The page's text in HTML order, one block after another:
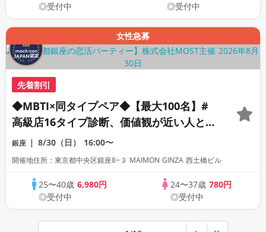
◎受付中
◎受付中
女性急募
先着割引
◆MBTI×同タイプペア◆【最大100名】#
高級店16タイプ診断、価値観が近い人と一
緒に参加できる恋活。
銀座 8/30（日） 16:00〜
開催地住所：東京都中央区銀座8−３ MAIMON GINZA 西土橋ビル
25〜40歳6,980円
◎受付中
24〜37歳 780円
◎受付中